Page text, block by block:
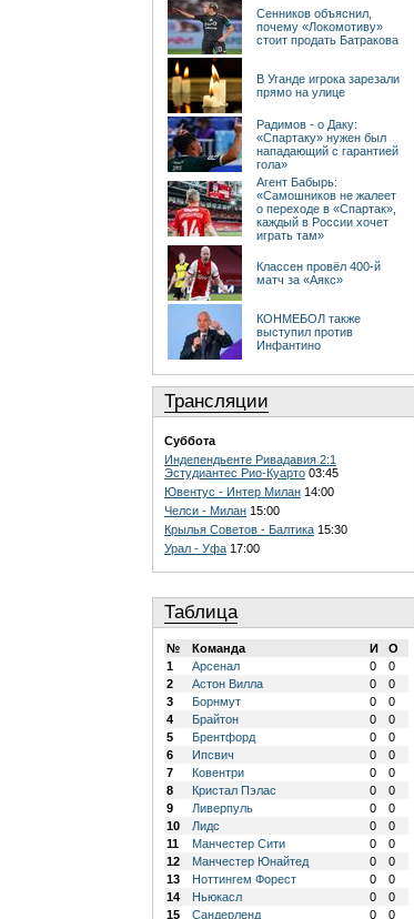
Сенников объяснил,
почему «Локомотиву»
стоит продать Батракова
В Уганде игрока зарезали
прямо на улице
Радимов - о Даку:
«Спартаку» нужен был
нападающий с гарантией
гола»
Агент Бабырь:
«Самошников не жалеет
о переходе в «Спартак»,
каждый в России хочет
играть там»
Классен провёл 400-й
матч за «Аякс»
КОНМЕБОЛ также
выступил против
Инфантино
Трансляции
Суббота
Индепендьенте Ривадавия 2:1
Эстудиантес Рио-Куарто 03:45
Ювентус - Интер Милан 14:00
Челси - Милан 15:00
Крылья Советов - Балтика 15:30
Урал - Уфа 17:00
Таблица
№ Команда И
О
1
Арсенал 0
0
2
Астон Вилла 0
0
3
Борнмут 0
0
4
Брайтон 0
0
5
Брентфорд 0
0
6
Ипсвич 0
0
7
Ковентри 0
0
8
Кристал Пэлас 0
0
9
Ливерпуль 0
0
10
Лидс 0
0
11
Манчестер Сити 0
0
12
Манчестер Юнайтед 0
0
13
Ноттингем Форест 0
0
14
Ньюкасл 0
0
15
Сандерленд 0
0